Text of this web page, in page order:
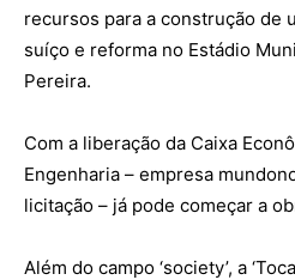
recursos para a construção de
suíço e reforma no Estádio
Pereira.
Com a liberação da Caixa
Engenharia – empresa
licitação – já pode começar a
Além do campo ‘society’, a